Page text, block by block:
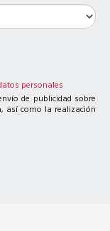
personales
de publicidad sobre
así como la realización